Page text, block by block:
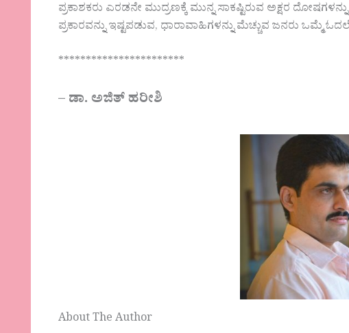
ಪ್ರಕಾಶಕರು ಎರಡನೇ ಮುದ್ರಣಕ್ಕೆ ಮುನ್ನ ಸಾಕಷ್ಟಿರುವ ಅಕ್ಷರ
ಪ್ರಕಾರವನ್ನು ಇಷ್ಟಪಡುವ, ಧಾರಾವಾಹಿಗಳನ್ನು ಮೆಚ್ಚುವ ಜನರು ಒಮ್ಮೆ
***********************
–ಡಾ. ಅಜಿತ್ ಹರೀಶಿ
About The Author